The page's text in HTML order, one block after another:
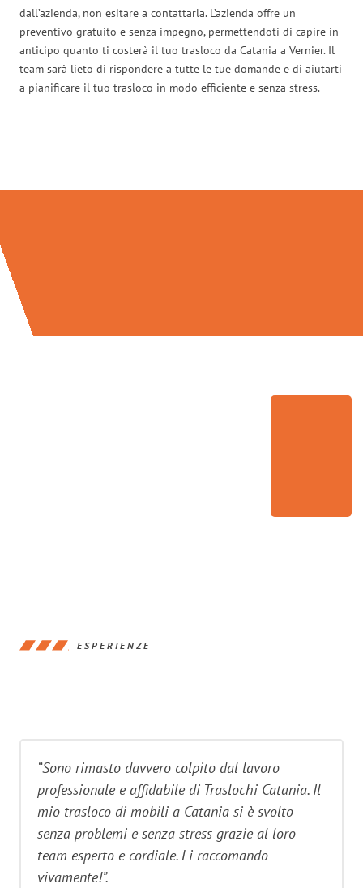
dall’azienda, non esitare a contattarla. L’azienda offre un
preventivo gratuito e senza impegno, permettendoti di capire in
anticipo quanto ti costerà il tuo trasloco da Catania a Vernier. Il
team sarà lieto di rispondere a tutte le tue domande e di aiutarti
a pianificare il tuo trasloco in modo efficiente e senza stress.
ESPERIENZE
“Sono rimasto davvero colpito dal lavoro
professionale e affidabile di Traslochi Catania. Il
mio trasloco di mobili a Catania si è svolto
senza problemi e senza stress grazie al loro
team esperto e cordiale. Li raccomando
vivamente!”.